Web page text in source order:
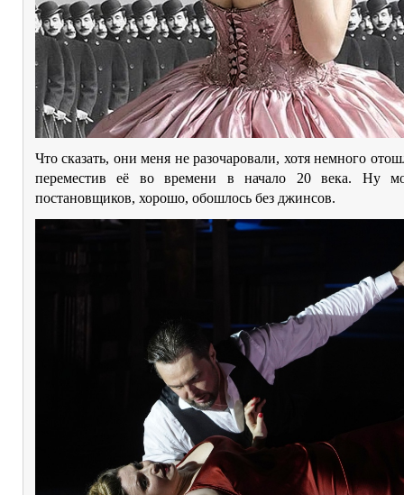
Что сказать, они меня не разочаровали, хотя немного
переместив её во времени в начало 20 века. Ну
постановщиков, хорошо, обошлось без джинсов.